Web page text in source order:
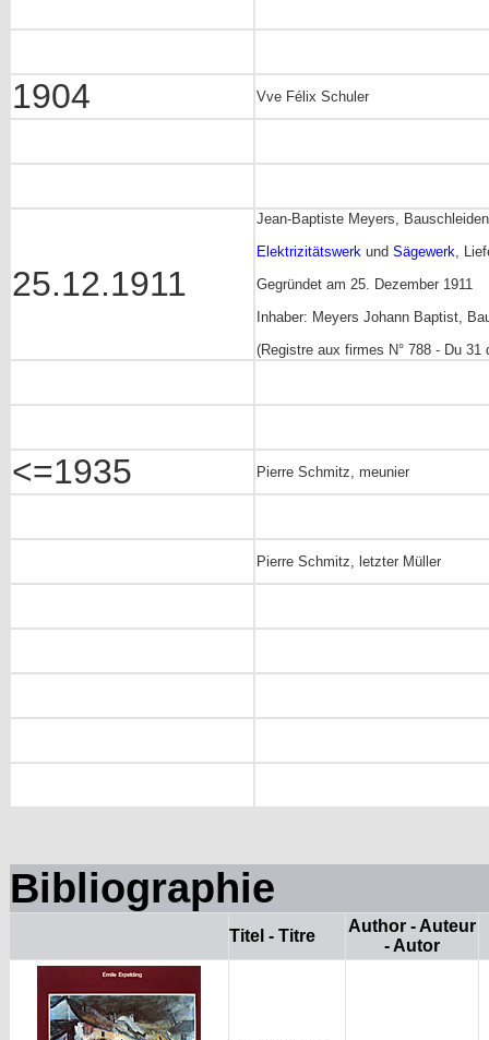
1904 Vve Félix Schuler
25.12.1911
Jean-Baptiste Meyers, Bauschleiden
Elektrizitätswerk und Sägewerk,
Gegründet am 25. Dezember 1911
Inhaber: Meyers Johann Baptist,
(Registre aux firmes N° 788 - Du 31
<=1935 Pierre Schmitz, meunier
Pierre Schmitz, letzter Müller
Bibliographie
Titel - Titre
Author - Auteur
- Autor